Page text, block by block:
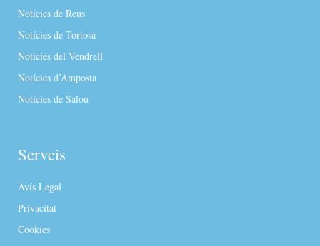
Notícies de Reus
Notícies de Tortosa
Notícies del Vendrell
Notícies d’Amposta
Notícies de Salou
Serveis
Avís Legal
Privacitat
Cookies